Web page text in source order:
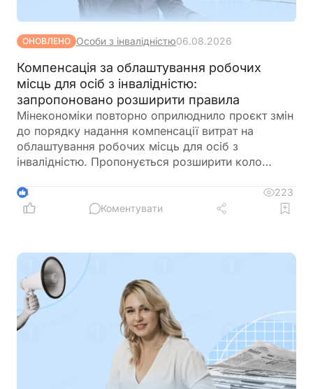
ОНОВЛЕНО Особи з інвалідністю06.08.2026
Компенсація за облаштування робочих
місць для осіб з інвалідністю:
запропоновано розширити правила
Мінекономіки повторно оприлюднило проєкт змін
до порядку надання компенсації витрат на
облаштування робочих місць для осіб з
інвалідністю. Пропонується розширити коло
ветеранів з інвалідністю, уточнити вимоги до
документів та умов оплати праці, а також
4
223
Коментувати